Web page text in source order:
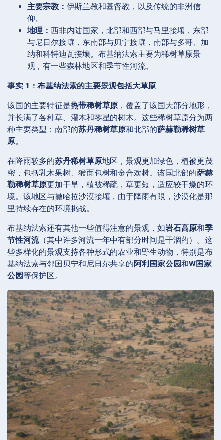
主要宗教： 伊斯兰教和基督教，以及传统的非洲信
仰。
地理： 西非内陆国家，北部和西部与马里接壤，东部
与尼日尔接壤，东南部与贝宁接壤，南部与多哥、加
纳和科特迪瓦接壤。布基纳法索主要为稀树草原景
观，有一些森林地区和季节性河流。
事实 1：布基纳法索的主要景观包括大草原
该国的主要特征是热带稀树草原 ，覆盖了该国大部分地形，
并长满了各种草、灌木和零星的树木。这些稀树草原分为两
种主要类型：南部的苏丹稀树草原和北部的萨赫勒稀树草
原。
在降雨较多的苏丹稀树草原地区，景观更加绿色，植被更茂
密，包括乳木果树、猴面包树和金合欢树。该国北部的萨赫
勒稀树草原更加干旱，植被稀疏，草更短，适应较干燥的环
境。该地区与撒哈拉沙漠接壤，由于降雨有限，沙漠化是那
里持续存在的环境挑战。
布基纳法索还有其他一些值得注意的景观，如岩石高原和季
节性河流（其中许多河流一年中有部分时间是干涸的）。这
些多样化的景观支持各种形式的农业和野生动物，特别是布
基纳法索与邻国贝宁和尼日尔共享的阿利国家公园和W国家
公园等保护区。